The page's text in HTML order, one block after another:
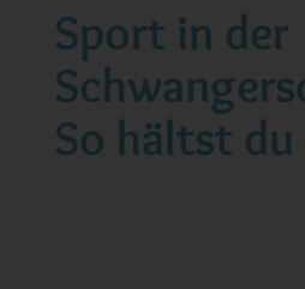
Sport in der
So hältst